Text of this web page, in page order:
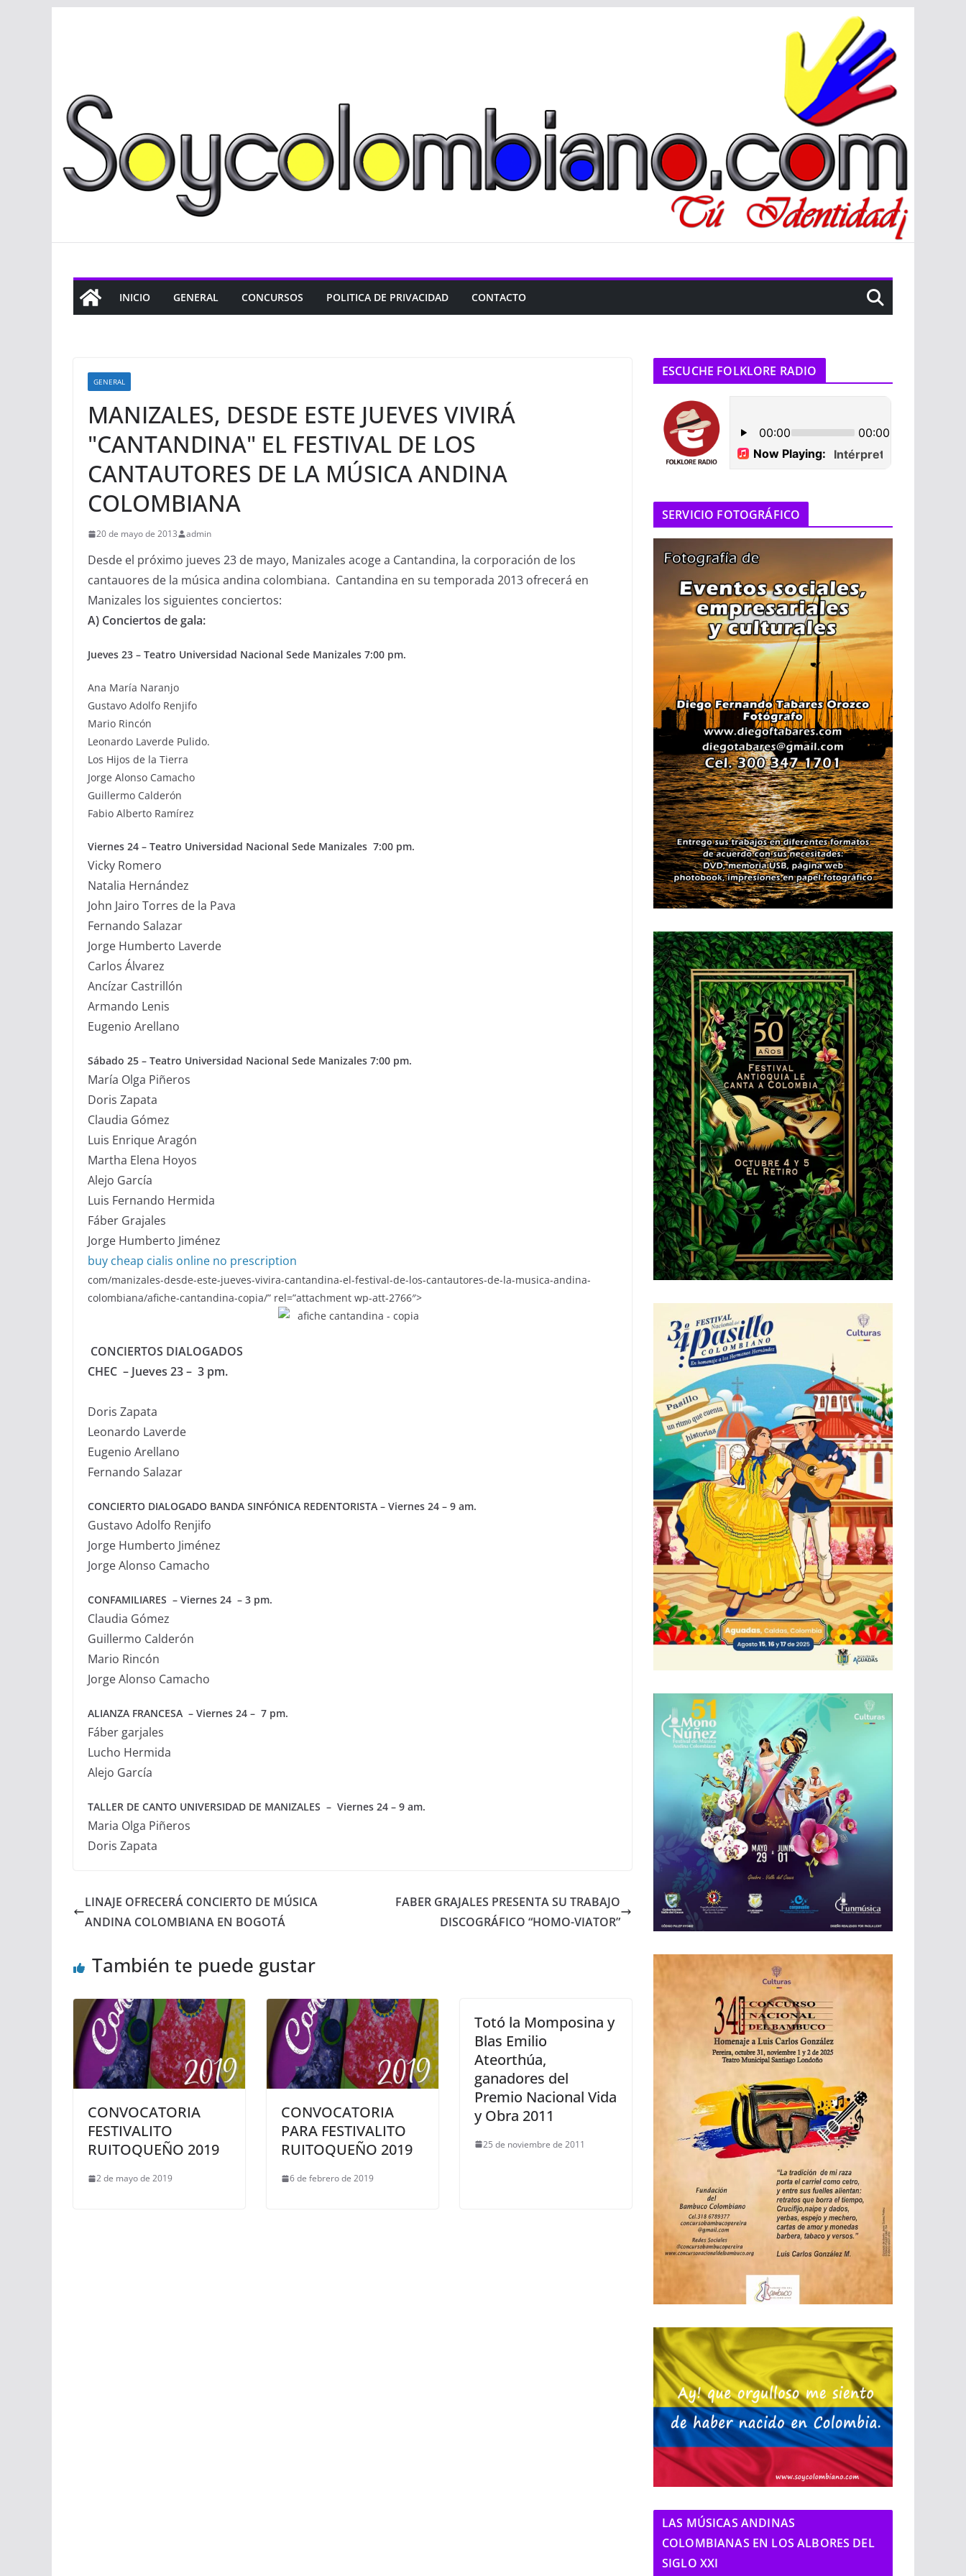
INICIO GENERAL CONCURSOS POLITICA DE PRIVACIDAD CONTACTO
GENERAL
MANIZALES, DESDE ESTE JUEVES VIVIRÁ
"CANTANDINA" EL FESTIVAL DE LOS
CANTAUTORES DE LA MÚSICA ANDINA
COLOMBIANA
20 de mayo de 2013 admin
Desde el próximo jueves 23 de mayo, Manizales acoge a Cantandina, la corporación de los
cantauores de la música andina colombiana. Cantandina en su temporada 2013 ofrecerá en
Manizales los siguientes conciertos:
A) Conciertos de gala:
Jueves 23 – Teatro Universidad Nacional Sede Manizales 7:00 pm.
Ana María Naranjo
Gustavo Adolfo Renjifo
Mario Rincón
Leonardo Laverde Pulido.
Los Hijos de la Tierra
Jorge Alonso Camacho
Guillermo Calderón
Fabio Alberto Ramírez
Viernes 24 – Teatro Universidad Nacional Sede Manizales 7:00 pm.
Vicky Romero
Natalia Hernández
John Jairo Torres de la Pava
Fernando Salazar
Jorge Humberto Laverde
Carlos Álvarez
Ancízar Castrillón
Armando Lenis
Eugenio Arellano
Sábado 25 – Teatro Universidad Nacional Sede Manizales 7:00 pm.
María Olga Piñeros
Doris Zapata
Claudia Gómez
Luis Enrique Aragón
Martha Elena Hoyos
Alejo García
Luis Fernando Hermida
Fáber Grajales
Jorge Humberto Jiménez
buy cheap cialis online no prescription
com/manizales-desde-este-jueves-vivira-cantandina-el-festival-de-los-cantautores-de-la-musica-andina-
colombiana/afiche-cantandina-copia/” rel=”attachment wp-att-2766″>
CONCIERTOS DIALOGADOS
CHEC – Jueves 23 – 3 pm.
Doris Zapata
Leonardo Laverde
Eugenio Arellano
Fernando Salazar
CONCIERTO DIALOGADO BANDA SINFÓNICA REDENTORISTA – Viernes 24 – 9 am.
Gustavo Adolfo Renjifo
Jorge Humberto Jiménez
Jorge Alonso Camacho
CONFAMILIARES – Viernes 24 – 3 pm.
Claudia Gómez
Guillermo Calderón
Mario Rincón
Jorge Alonso Camacho
ALIANZA FRANCESA – Viernes 24 – 7 pm.
Fáber garjales
Lucho Hermida
Alejo García
TALLER DE CANTO UNIVERSIDAD DE MANIZALES – Viernes 24 – 9 am.
Maria Olga Piñeros
Doris Zapata
LINAJE OFRECERÁ CONCIERTO DE MÚSICA
ANDINA COLOMBIANA EN BOGOTÁ
FABER GRAJALES PRESENTA SU TRABAJO
DISCOGRÁFICO “HOMO-VIATOR”
También te puede gustar
CONVOCATORIA
FESTIVALITO
RUITOQUEÑO 2019
2 de mayo de 2019
CONVOCATORIA
PARA FESTIVALITO
RUITOQUEÑO 2019
6 de febrero de 2019
Totó la Momposina y
Blas Emilio
Ateorthúa,
ganadores del
Premio Nacional Vida
y Obra 2011
25 de noviembre de 2011
ESCUCHE FOLKLORE RADIO
SERVICIO FOTOGRÁFICO
LAS MÚSICAS ANDINAS
COLOMBIANAS EN LOS ALBORES DEL
SIGLO XXI